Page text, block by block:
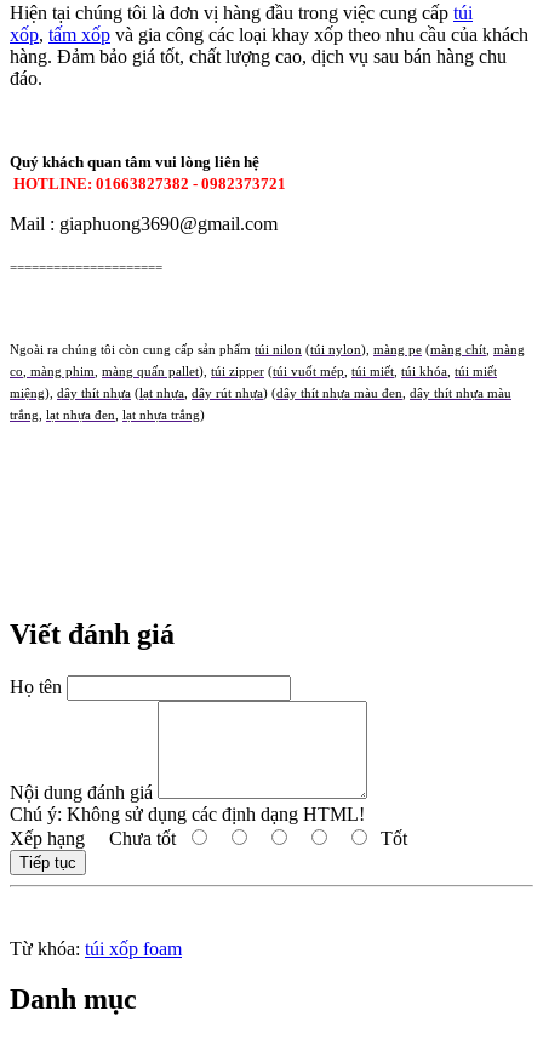
Hiện tại chúng tôi là đơn vị hàng đầu trong việc cung cấp túi
xốp, tấm xốp và gia công các loại khay xốp theo nhu cầu của khách
hàng. Đảm bảo giá tốt, chất lượng cao, dịch vụ sau bán hàng chu
đáo.
Quý khách quan tâm vui lòng liên hệ
HOTLINE: 01663827382 - 0982373721
Mail : giaphuong3690@gmail.com
=====================
Ngoài ra chúng tôi còn cung cấp sản phẩm túi nilon (túi nylon), màng pe (màng chít màng
co
màng phim màng quấn pallet), túi zipper (túi vuốt mép túi miết túi khóa túi miết
miệng), dây thít nhựa (lạt nhựa dây rút nhựa) (dây thít nhựa màu đen
dây thít nhựa màu
trắng
lạt nhựa đen lạt nhựa trắng)
Viết đánh giá
Họ tên
Nội dung đánh giá
Chú ý: Không sử dụng các định dạng HTML!
Xếp hạng Chưa tốt Tốt
Tiếp tục
Từ khóa: túi xốp foam
Danh mục